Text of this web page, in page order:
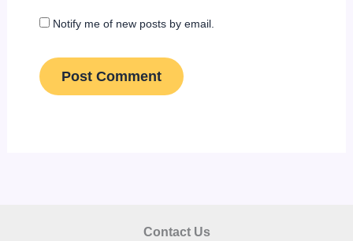
Notify me of new posts by email.
Contact Us